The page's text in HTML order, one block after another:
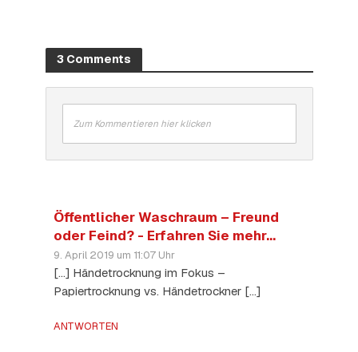
3 Comments
Zum Kommentieren hier klicken
Öffentlicher Waschraum – Freund
oder Feind? - Erfahren Sie mehr...
9. April 2019 um 11:07 Uhr
[…] Händetrocknung im Fokus –
Papiertrocknung vs. Händetrockner […]
ANTWORTEN